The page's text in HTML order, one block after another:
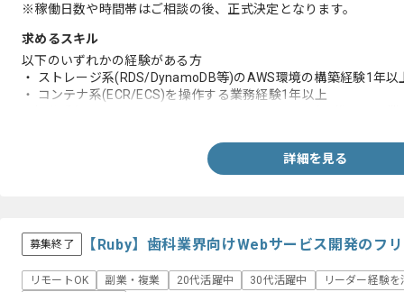
※稼働日数や時間帯はご相談の後、正式決定となります。
求めるスキル
以下のいずれかの経験がある方
・ ストレージ系(RDS/DynamoDB等)のAWS環境の構築経験1年以
・ コンテナ系(ECR/ECS)を操作する業務経験1年以上
詳細を見る
募集終了 【Ruby】歯科業界向けWebサービス開発のフ
リモートOK 副業・複業 20代活躍中 30代活躍中
リーダー経験を